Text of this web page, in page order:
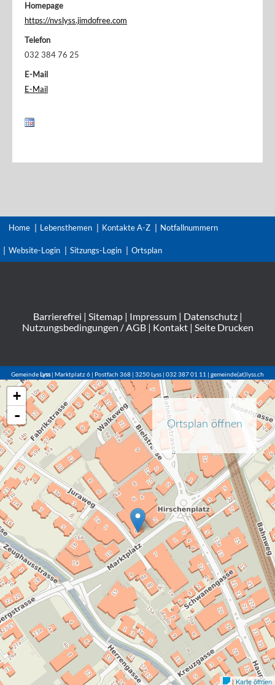
Homepage
https://nvslyss.jimdofree.com
Telefon
032 384 76 25
E-Mail
E-Mail
Home Lebensthemen Kontakte A-Z Notfallnummern
Website-Login Sitzungs-Login Ortsplan
Barrierefrei | Sitemap| Impressum| Datenschutz|
Nutzungsbedingungen / AGB| Kontakt| Seite Drucken
GemeindeLyss| Marktplatz 6 | Postfach 368 | 3250 Lyss | 032 387 01 11 | gemeinde(at)lyss.ch